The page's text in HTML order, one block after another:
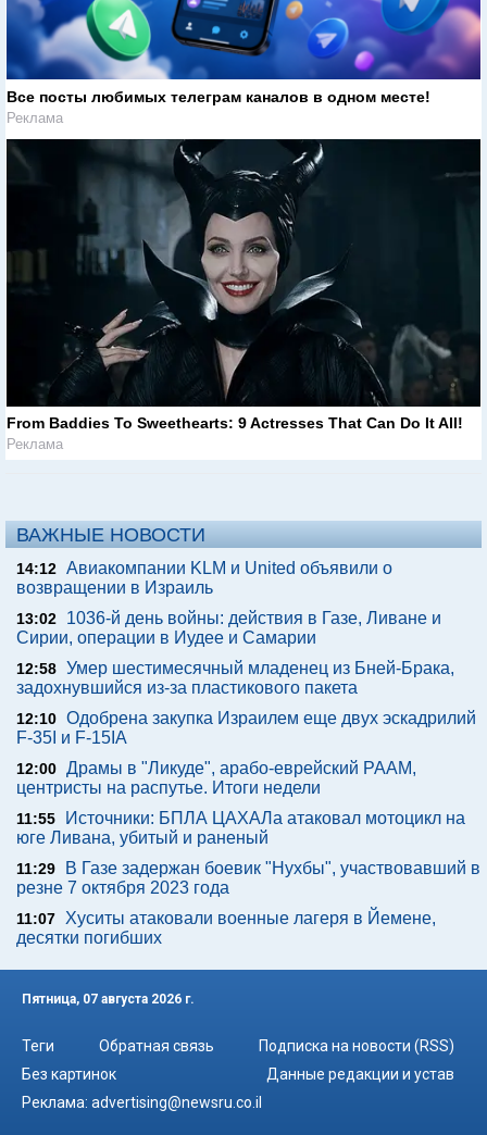
Все посты любимых телеграм каналов в одном месте!
Реклама
From Baddies To Sweethearts: 9 Actresses That Can Do It All!
Реклама
ВАЖНЫЕ НОВОСТИ
14:12 Авиакомпании KLM и United объявили о
возвращении в Израиль
13:02
1036-й день войны: действия в Газе, Ливане и
Сирии, операции в Иудее и Самарии
12:58 Умер шестимесячный младенец из Бней-Брака,
задохнувшийся из-за пластикового пакета
12:10 Одобрена закупка Израилем еще двух эскадрилий
F-35I и F-15IA
12:00 Драмы в "Ликуде", арабо-еврейский РААМ,
центристы на распутье. Итоги недели
11:55
Источники: БПЛА ЦАХАЛа атаковал мотоцикл на
юге Ливана, убитый и раненый
11:29
В Газе задержан боевик "Нухбы", участвовавший в
резне 7 октября 2023 года
11:07 Хуситы атаковали военные лагеря в Йемене,
десятки погибших
Пятница, 07 августа 2026 г.
Теги Обратная связь
Подписка на новости (RSS)
Без картинок
Данные редакции и устав
Реклама: advertising@newsru.co.il